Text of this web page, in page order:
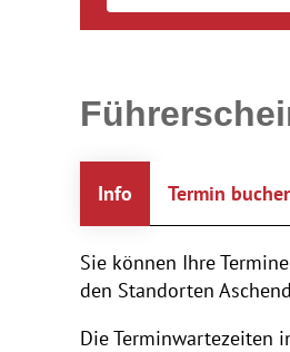
Info Termin
Sie können Ihre
den Standorten
Die Terminwartezeiten